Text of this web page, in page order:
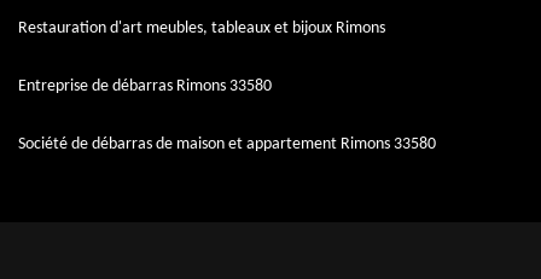
Restauration d'art meubles, tableaux et bijoux Rimons
Entreprise de débarras Rimons 33580
Société de débarras de maison et appartement Rimons 33580